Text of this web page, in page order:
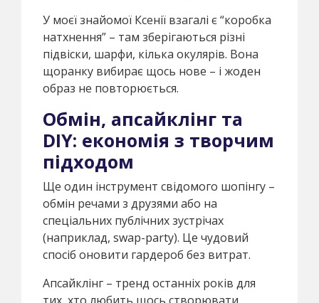
У моєї знайомої Ксенії взагалі є “коробка
натхнення” – там зберігаються різні
підвіски, шарфи, кілька окулярів. Вона
щоранку вибирає щось нове – і жоден
образ не повторюється.
Обмін, апсайклінг та
DIY: економія з творчим
підходом
Ще один інструмент свідомого шопінгу –
обмін речами з друзями або на
спеціальних публічних зустрічах
(наприклад, swap-party). Це чудовий
спосіб оновити гардероб без витрат.
Апсайклінг – тренд останніх років для